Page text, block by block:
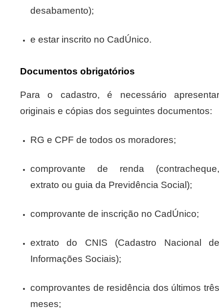
desabamento);
e estar inscrito no CadÚnico.
Documentos obrigatórios
Para o cadastro, é necessário apresentar
originais e cópias dos seguintes documentos:
RG e CPF de todos os moradores;
comprovante de renda (contracheque,
extrato ou guia da Previdência Social);
comprovante de inscrição no CadÚnico;
extrato do CNIS (Cadastro Nacional de
Informações Sociais);
comprovantes de residência dos últimos três
meses;